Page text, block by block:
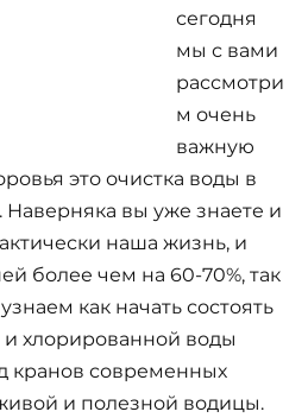
сегодня
мы с вами
рассмотри
м очень
важную
это очистка воды в
вы уже знаете и
наша жизнь, и
более чем на 60-70%, так
как начать состоять
хлорированной воды
кранов современных
и полезной водицы.